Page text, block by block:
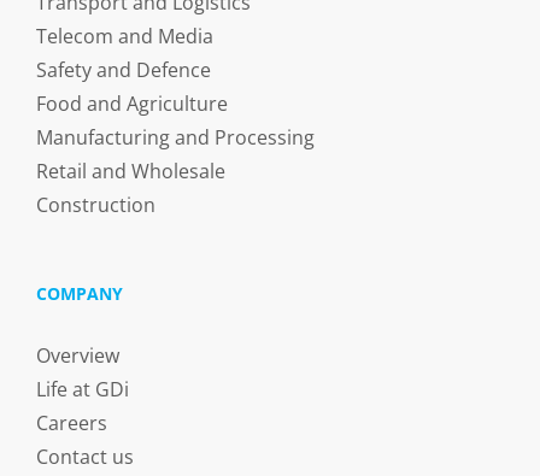
Telecom and Media
Safety and Defence
Food and Agriculture
Manufacturing and Processing
Retail and Wholesale
Construction
COMPANY
Overview
Life at GDi
Careers
Contact us